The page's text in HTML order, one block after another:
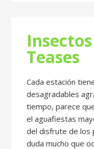
Teases
Cada estación
desagradables
tiempo, parece
el aguafiestas
del disfrute de los
duda mucho que